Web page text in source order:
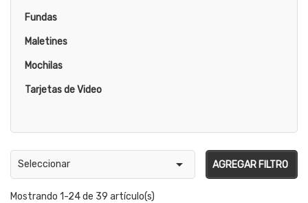
Fundas
Maletines
Mochilas
Tarjetas de Video
Seleccionar  AGREGAR FILTRO
Mostrando 1-24 de 39 artículo(s)